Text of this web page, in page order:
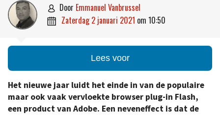
 door Emmanuel Vanbrussel
 zaterdag 2 januari 2021 om 10:50
Lees voor
Het nieuwe jaar luidt het einde in van de populaire
maar ook vaak vervloekte browser plug-in Flash,
een product van Adobe. Een neveneffect is dat de